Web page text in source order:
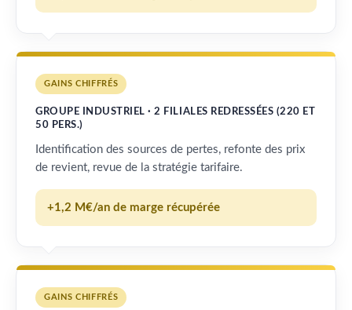
GAINS CHIFFRÉS
GROUPE INDUSTRIEL · 2 FILIALES REDRESSÉES (220 ET
50 PERS.)
Identification des sources de pertes, refonte des prix
de revient, revue de la stratégie tarifaire.
+1,2 M€/an de marge récupérée
GAINS CHIFFRÉS